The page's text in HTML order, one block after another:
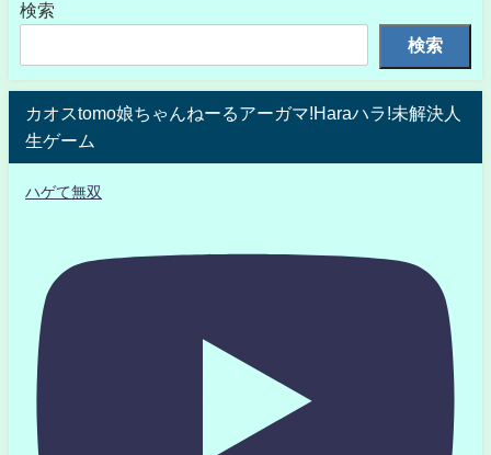
検索
検索
カオスtomo娘ちゃんねーるアーガマ!Haraハラ!未解決人
生ゲーム
ハゲて無双